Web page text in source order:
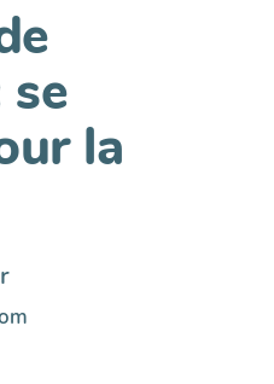
la